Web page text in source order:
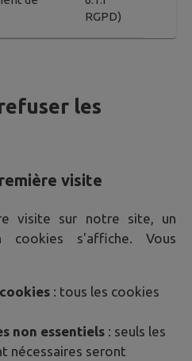
RGPD)
les
visite
visite sur notre site, un
cookies s'affiche. Vous
: tous les cookies
non essentiels : seuls les
nécessaires seront